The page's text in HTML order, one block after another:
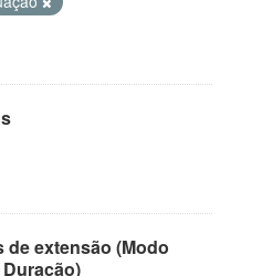
extensão (Modo